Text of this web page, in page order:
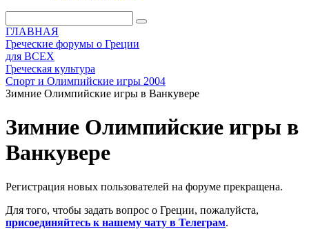
ГЛАВНАЯ
Греческие форумы о Греции
для ВСЕХ
Греческая культура
Спорт и Олимпийские игры 2004
Зимние Олимпийские игры в Ванкувере
Зимние Олимпийские игры в
Ванкувере
Регистрация новых пользователей на форуме прекращена.
Для того, чтобы задать вопрос о Греции, пожалуйста,
присоединяйтесь к нашему чату в Телеграм.